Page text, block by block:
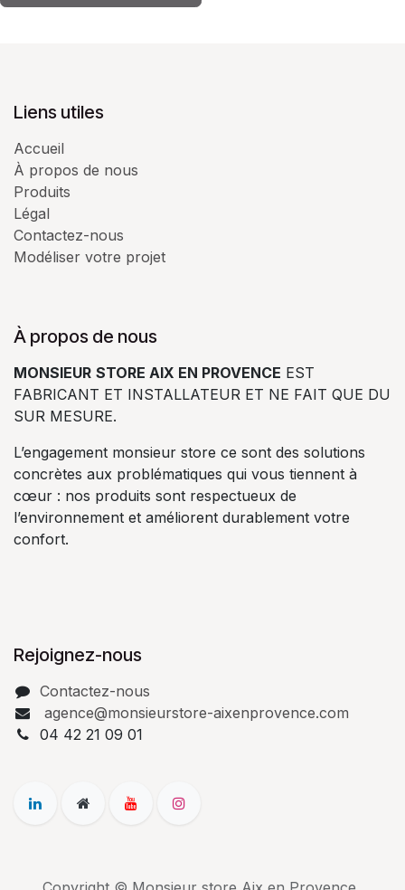
Liens utiles
Accueil
À propos de nous
Produits
Légal
Contactez-nous
Modéliser votre projet
À propos de nous
MONSIEUR STORE AIX EN PROVENCE EST
FABRICANT ET INSTALLATEUR ET NE FAIT QUE DU
SUR MESURE.
L’engagement monsieur store ce sont des solutions
concrètes aux problématiques qui vous tiennent à
cœur : nos produits sont respectueux de
l’environnement et améliorent durablement votre
confort.
Rejoignez-nous
Contactez-nous
agence@monsieurstore-aixenprovence.com
04 42 21 09 01